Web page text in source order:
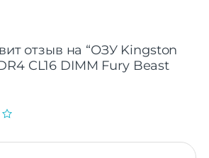
отзыв на “ОЗУ Kingston
CL16 DIMM Fury Beast